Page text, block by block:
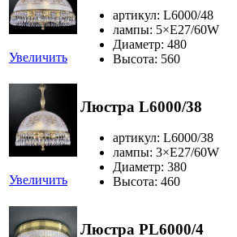
Увеличить
артикул: L6000/48
лампы: 5×Е27/60W
Диаметр: 480
Высота: 560
Увеличить
Люстра L6000/38
артикул: L6000/38
лампы: 3×Е27/60W
Диаметр: 380
Высота: 460
Люстра PL6000/4